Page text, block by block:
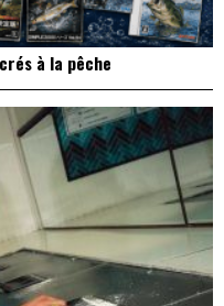
à la pêche